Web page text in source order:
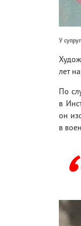
У
лет
По
в
он
в